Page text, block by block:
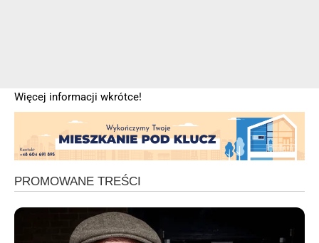
Więcej informacji wkrótce!